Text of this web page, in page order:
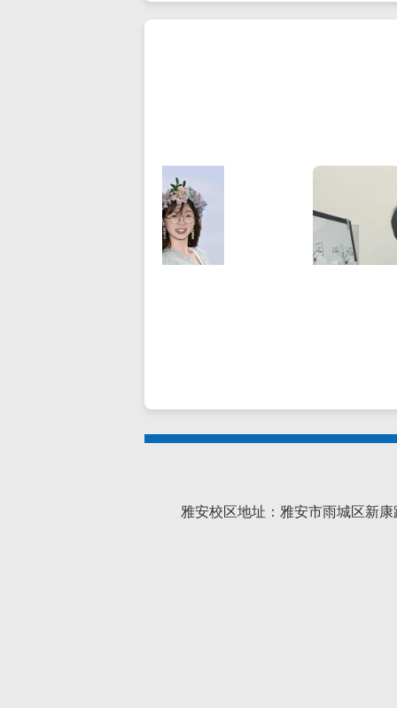
雅安校区地址：雅安市雨城区新